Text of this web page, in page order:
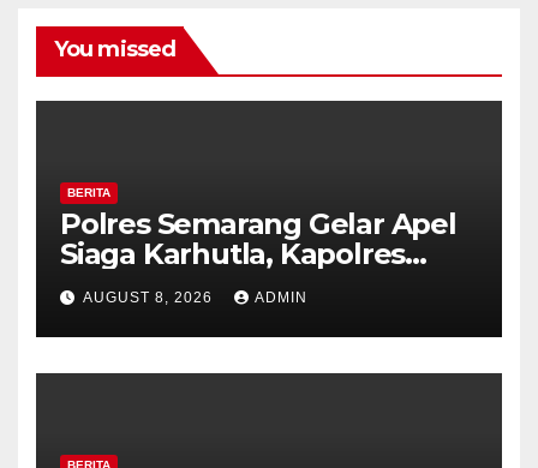
You missed
BERITA
Polres Semarang Gelar Apel
Siaga Karhutla, Kapolres
Tekankan Sinergi dan
Kesiapsiagaan Hadapi Musim
Kemarau.
AUGUST 8, 2026 ADMIN
BERITA